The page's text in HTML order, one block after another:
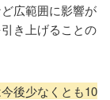
広範囲に影響が
き上げることの
後少なくとも10